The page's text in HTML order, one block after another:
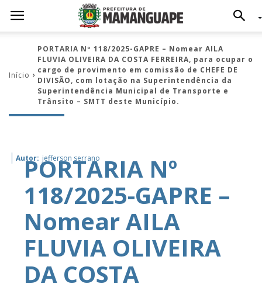
Início
PORTARIA Nº 118/2025-GAPRE – Nomear AILA
FLUVIA OLIVEIRA DA COSTA FERREIRA, para ocupar o
cargo de provimento em comissão de CHEFE DE
DIVISÃO, com lotação na Superintendência da
Superintendência Municipal de Transporte e
Trânsito – SMTT deste Município.
Autor: jefferson serrano
PORTARIA Nº
118/2025-GAPRE –
Nomear AILA
FLUVIA OLIVEIRA
DA COSTA